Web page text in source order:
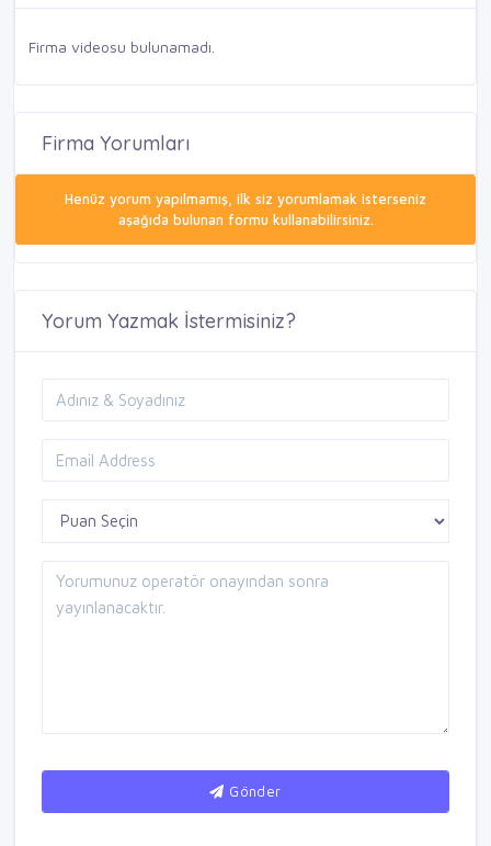
Firma videosu bulunamadı.
Firma Yorumları
Henüz yorum yapılmamış, ilk siz yorumlamak isterseniz
aşağıda bulunan formu kullanabilirsiniz.
Yorum Yazmak İstermisiniz?
Gönder